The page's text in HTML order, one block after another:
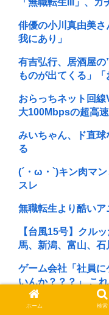
「無職転生III」、
俳優の小川真由美
我にあり」
有吉弘行、居酒屋
ものが出てくる」
おらっちネット回
大100Mbpsの超高
みいちゃん、ド直
る
(´・ω・`)キン肉マ
スレ
無職転生より酷いア
【台風15号】クル
馬、新潟、富山、
ゲーム会社「社員
いんか？？？」 こ
鬼滅作者「鱗滝式
ホーム 検索